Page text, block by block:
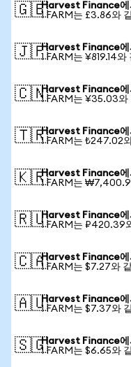
🇬🇧Harvest Finance에
1 FARM는 £3.86와
🇯🇵Harvest Finance에
1 FARM는 ¥819.14와
🇨🇳Harvest Finance에
1 FARM는 ¥35.03와
🇹🇷Harvest Finance에
1 FARM는 ₺247.02
🇰🇷Harvest Finance에
1 FARM는
🇷🇺Harvest Finance에
1 FARM는 ₽420.39
🇨🇦Harvest Finance에
1 FARM는 $7.27와
🇦🇺Harvest Finance에
1 FARM는 $7.37와
🇸🇬Harvest Finance에
1 FARM는 $6.65와